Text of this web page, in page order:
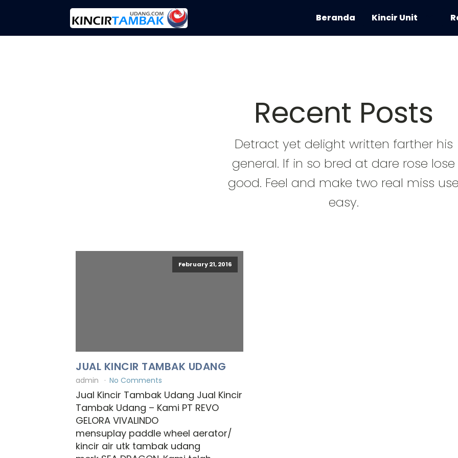
Beranda Kincir Unit
Recent Posts
Detract yet delight written farther his
general. If in so bred at dare rose lose
good. Feel and make two real miss use
easy.
February 21, 2016
JUAL KINCIR TAMBAK UDANG
admin No Comments
Jual Kincir Tambak Udang Jual Kincir
Tambak Udang – Kami PT REVO
GELORA VIVALINDO
mensuplay paddle wheel aerator/
kincir air utk tambak udang